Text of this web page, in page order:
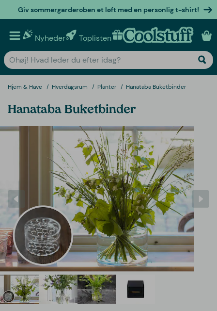
Giv sommergarderoben et løft med en personlig t-shirt!
Nyheder Toplisten Personlige gaver
Hjem & Have Hverdagsrum Planter Hanataba Buketbinder
Hanataba Buketbinder